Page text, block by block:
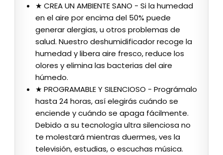
★ CREA UN AMBIENTE SANO - Si la humedad
en el aire por encima del 50% puede
generar alergias, u otros problemas de
salud. Nuestro deshumidificador recoge la
humedad y libera aire fresco, reduce los
olores y elimina las bacterias del aire
húmedo.
★ PROGRAMABLE Y SILENCIOSO - Prográmalo
hasta 24 horas, así elegirás cuándo se
enciende y cuándo se apaga fácilmente.
Debido a su tecnología ultra silenciosa no
te molestará mientras duermes, ves la
televisión, estudias, o escuchas música.